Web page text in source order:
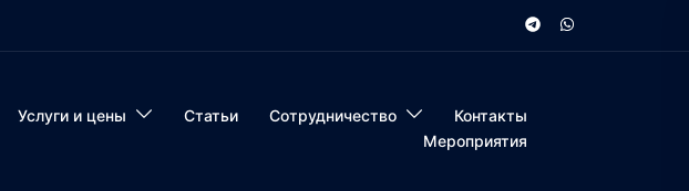
Услуги и цены Статьи Сотрудничество
Контакты
Мероприятия